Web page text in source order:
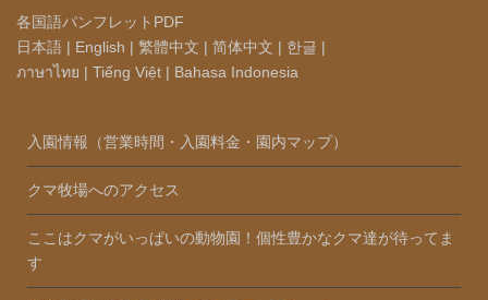
各国語パンフレットPDF
日本語 | English | 繁體中文 | 简体中文 | 한글 |
ภาษาไทย | Tiếng Việt | Bahasa Indonesia
入園情報（営業時間・入園料金・園内マップ）
クマ牧場へのアクセス
ここはクマがいっぱいの動物園！個性豊かなクマ達が待ってま
す